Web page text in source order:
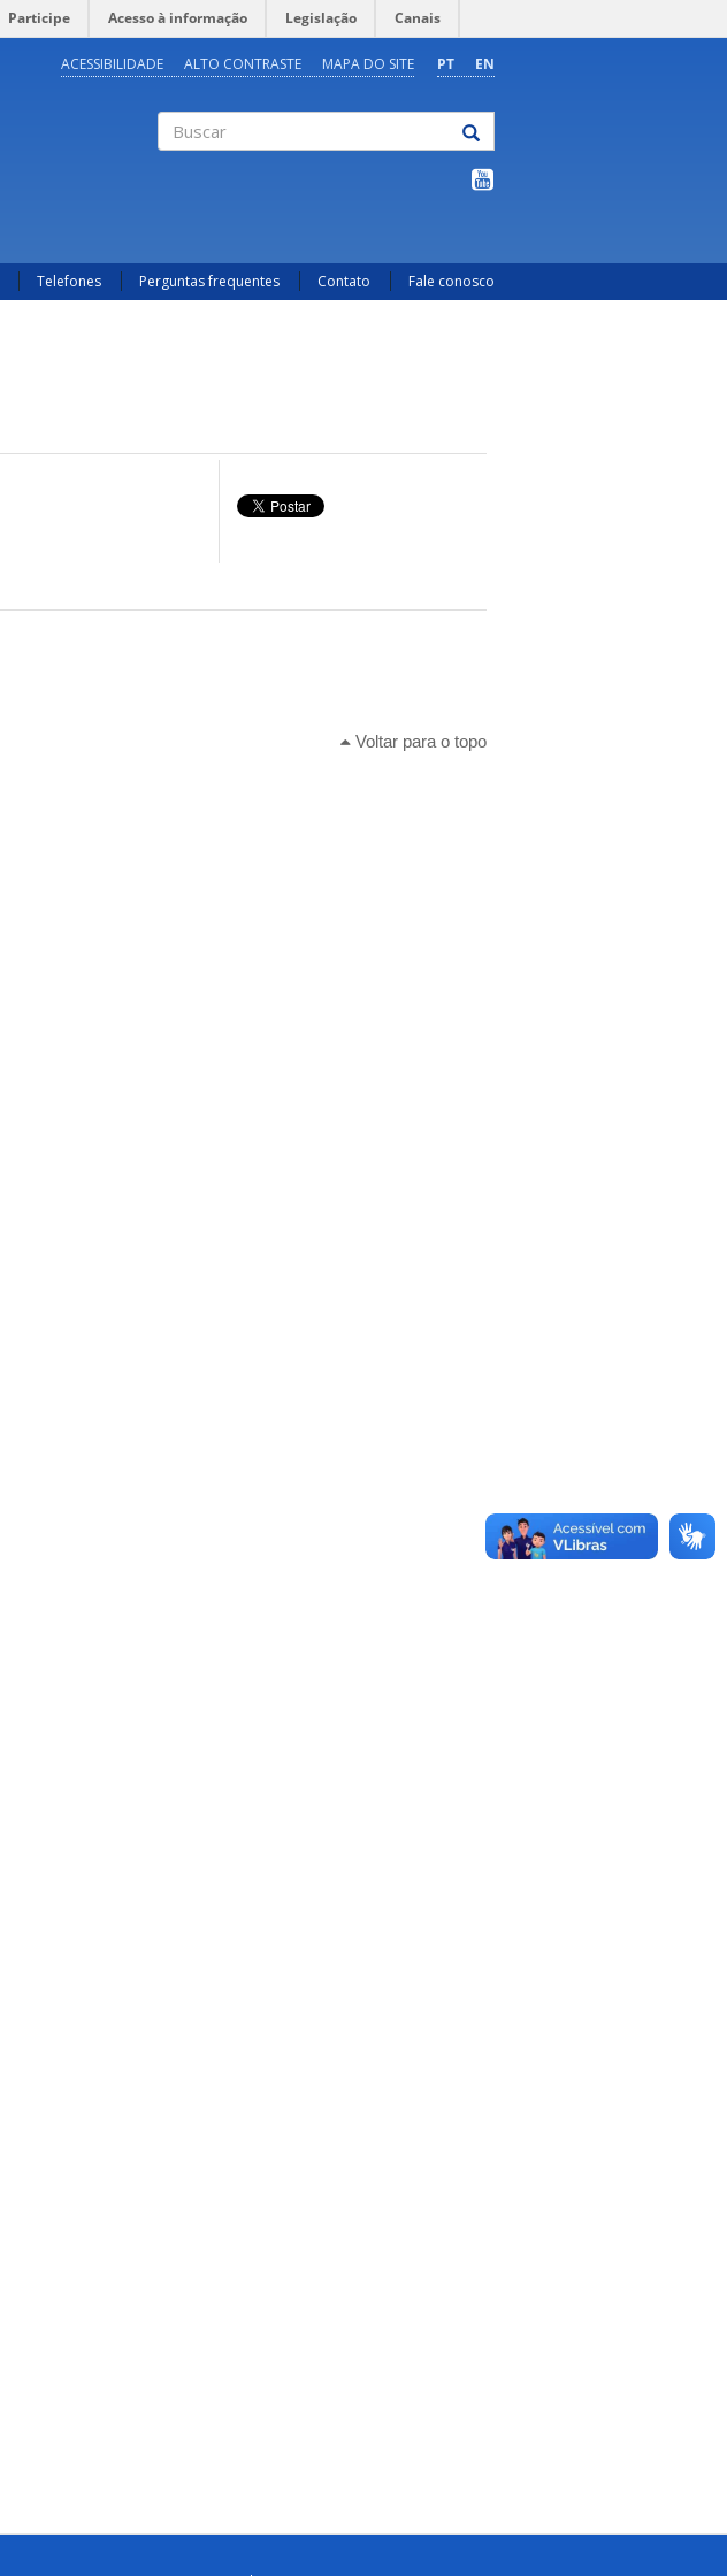
Participe Acesso à informação Legislação Canais
PT EN
ACESSIBILIDADE ALTO CONTRASTE MAPA DO SITE
Telefones Perguntas frequentes Contato Fale conosco
Voltar para o topo